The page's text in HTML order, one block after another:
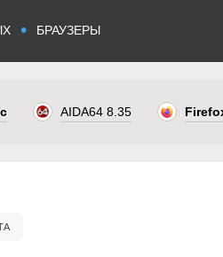
• БРАУЗЕРЫ
AIDA64 8.35